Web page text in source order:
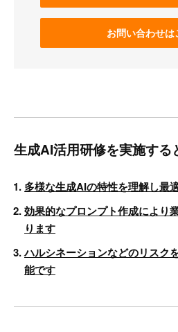
お問い合わせは
生成AI活用研修を実施する
多様な生成AIの特性を理解し最
効果的なプロンプト作成により
ります
ハルシネーションなどのリスク
能です